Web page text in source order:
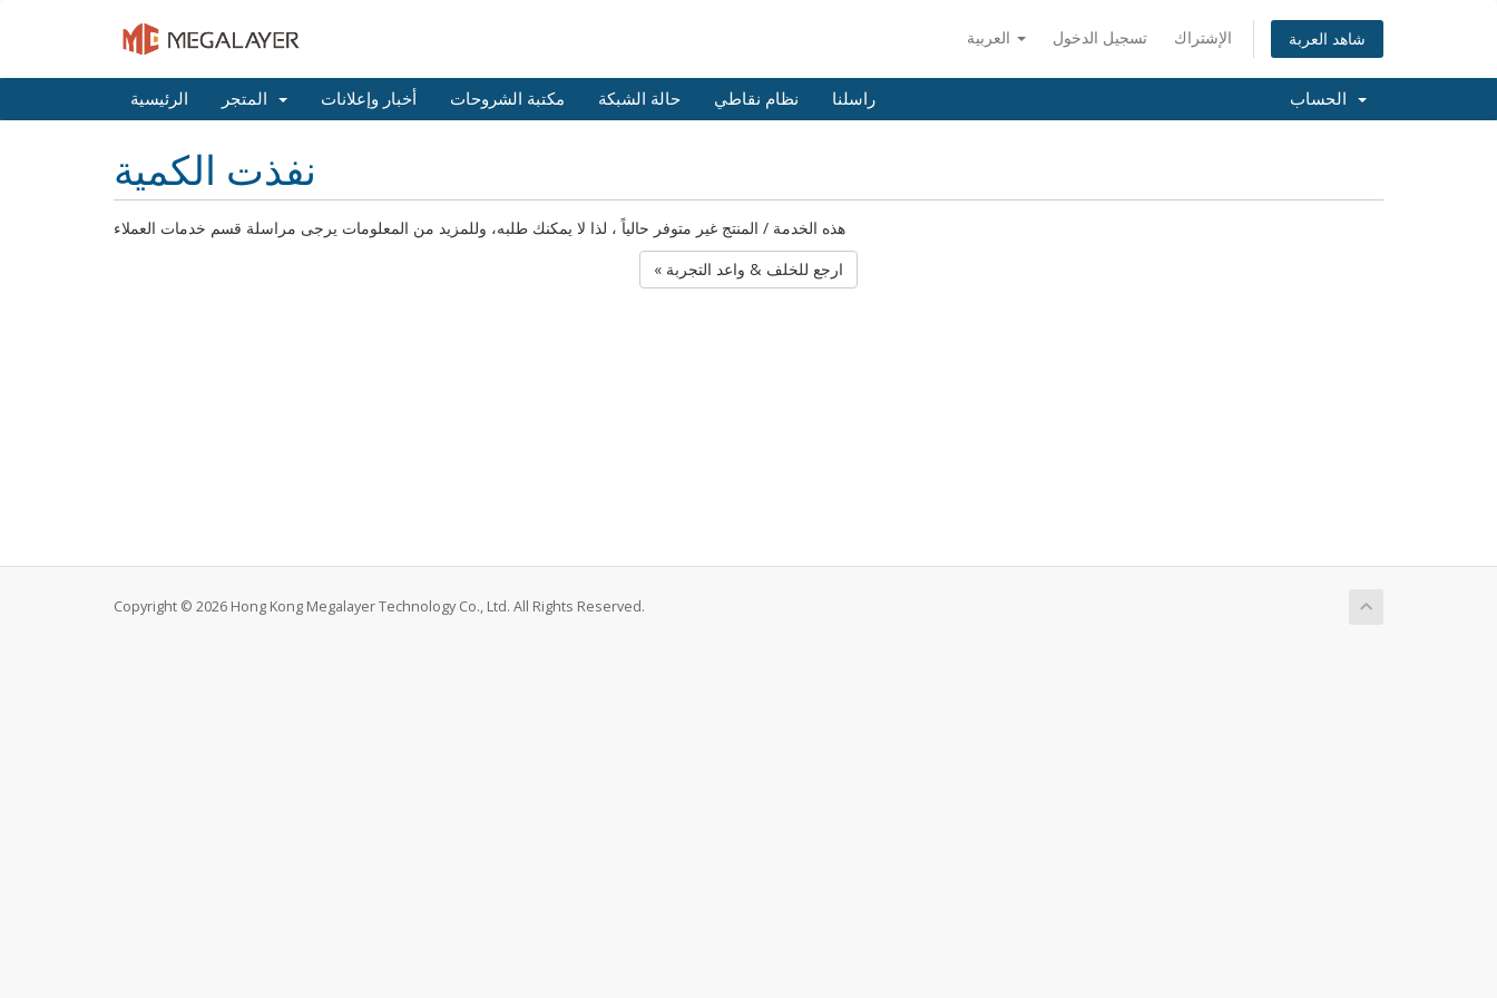
تسجيل الدخول الإشتراك شاهد العربة
الرئيسية أخبار وإعلانات مكتبة الشروحات حالة الشبكة نظام نقاطي راسلنا
نفذت الكمية
هذه الخدمة / المنتج غير متوفر حالياً ، لذا لا يمكنك طلبه، وللمزيد من المعلومات يرجى مراسلة قسم خدمات العملاء
« ارجع للخلف & واعد التجربة
Copyright © 2026 Hong Kong Megalayer Technology Co., Ltd. All Rights Reserved.